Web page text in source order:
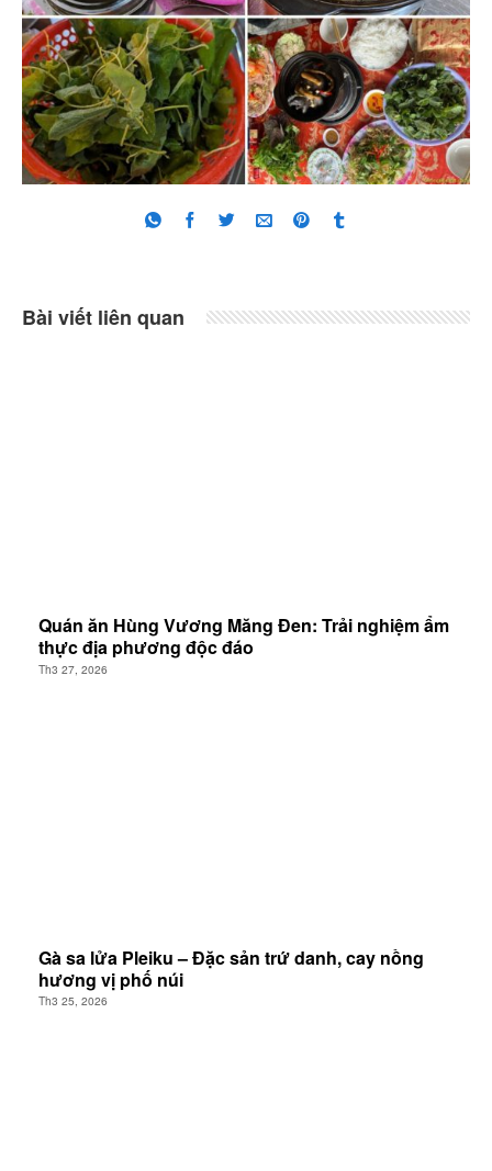
Bài viết liên quan
Quán ăn Hùng Vương Măng Đen: Trải nghiệm ẩm
thực địa phương độc đáo
Th3 27, 2026
Gà sa lửa Pleiku – Đặc sản trứ danh, cay nồng
hương vị phố núi
Th3 25, 2026